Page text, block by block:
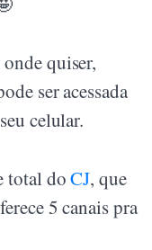
quiser,
ser acessada
celular.
total doCJ, que
5 canais pra